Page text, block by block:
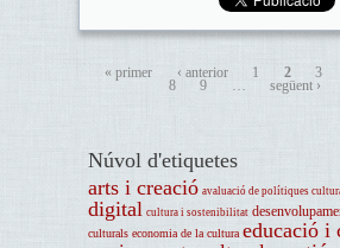
« primer ‹ anterior 1 2 3
8
9 … següent ›
Núvol d'etiquetes
arts i creació avaluació de polítiques
digital cultura i sostenibilitat
culturals economia de la cultura educació i